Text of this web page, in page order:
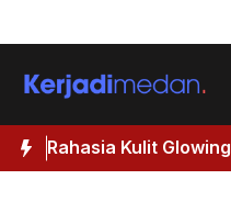
to
Rahasia Kulit
Wanita 40 Tahun